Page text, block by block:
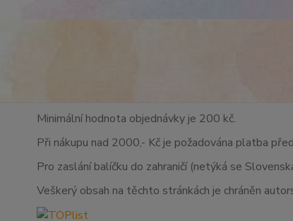
Minimální hodnota objednávky je 200 kč.
Při nákupu nad 2000,- Kč je požadována platba
Pro zaslání balíčku do zahraničí (netýká se
Veškerý obsah na těchto stránkách je chráněn